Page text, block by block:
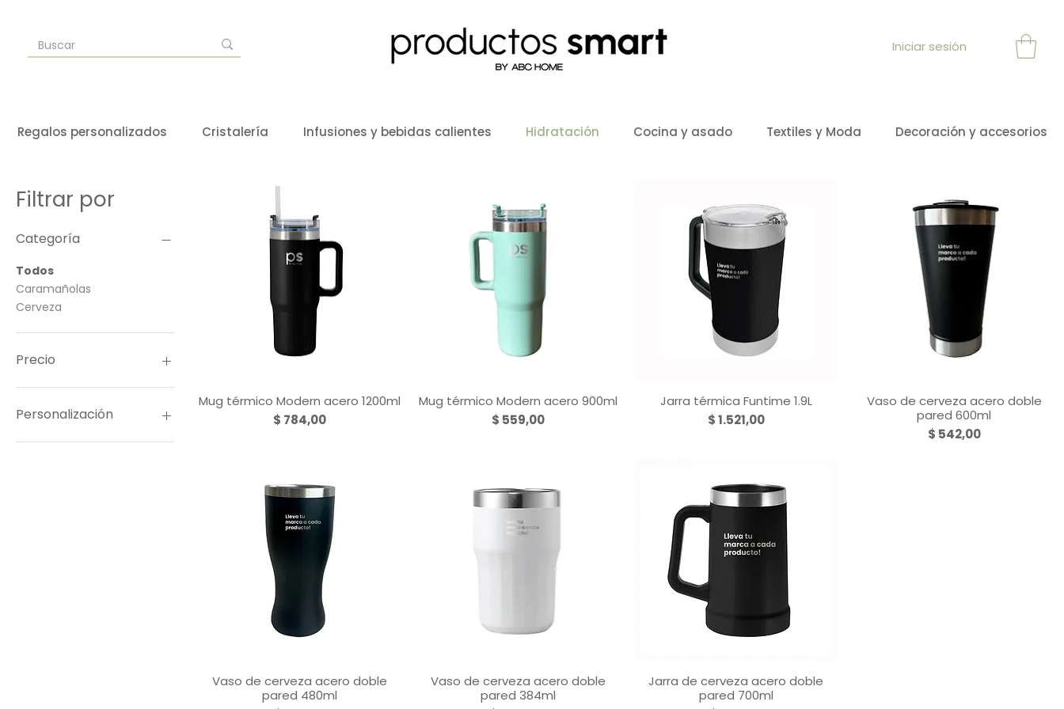
Iniciar sesión
Regalos personalizados Cristalería Infusiones y bebidas calientes Hidratación Cocina y asado Textiles y Moda Decoración y accesorios
Filtrar por
Categoría
Todos
Caramañolas
Cerveza
Precio
542 UYU
Personalización
Grabado láser
Vista rápida
Mug térmico Modern acero 1200ml
Precio
$ 784,00
Vista rápida
Mug térmico Modern acero 900ml
Precio
$ 559,00
Vista rápida
Jarra térmica Funtime 1.9L
Precio
$ 1.521,00
Vista rápida
Vaso de cerveza acero doble
pared 600ml
Precio
$ 542,00
Vista rápida
Vaso de cerveza acero doble
pared 480ml
Vista rápida
Vaso de cerveza acero doble
pared 384ml
Vista rápida
Jarra de cerveza acero doble
pared 700ml